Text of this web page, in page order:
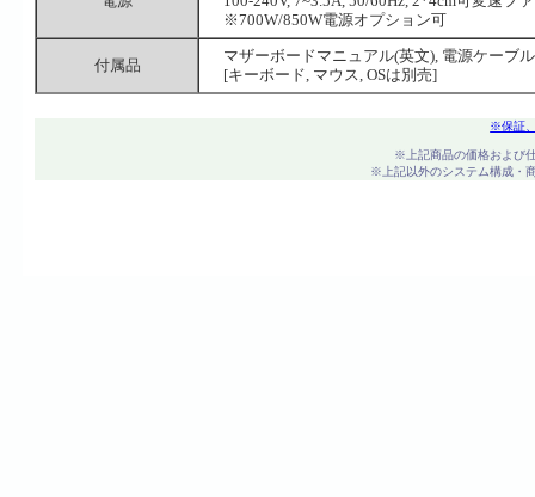
※700W/850W電源オプション可
付属品
マザーボードマニュアル(英文), 電源ケーブ
[キーボード, マウス, OSは別売]
※保証
※上記商品の価格および
※上記以外のシステム構成・